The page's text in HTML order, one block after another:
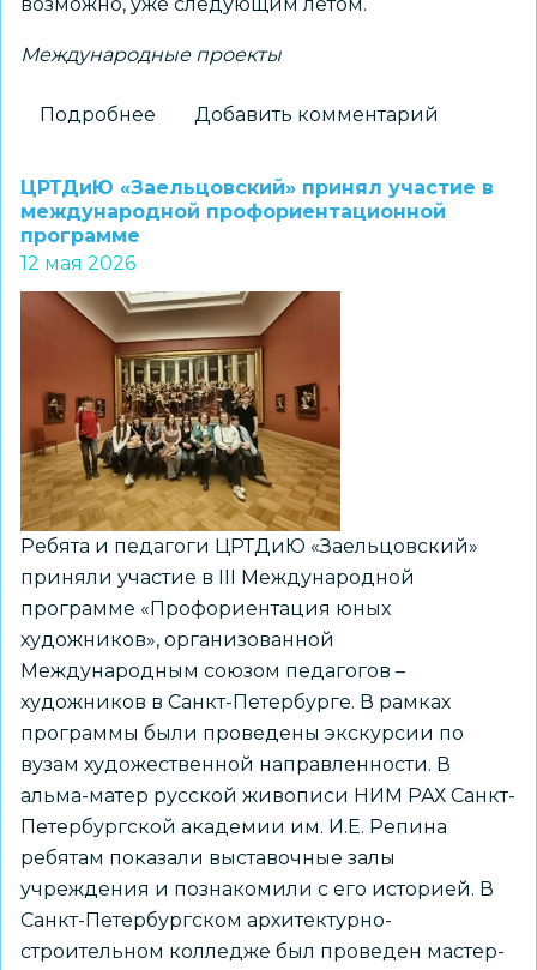
Международные проекты
Подробнее
авиастроительных
в
Минске
Добавить комментарий
ЦРТДиЮ «Заельцовский» принял участие в
международной профориентационной
программе
12 мая 2026
Ребята и педагоги ЦРТДиЮ «Заельцовский»
приняли участие в III Международной
программе «Профориентация юных
художников», организованной
Международным союзом педагогов –
художников в Санкт-Петербурге. В рамках
программы были проведены экскурсии по
вузам художественной направленности. В
альма-матер русской живописи НИМ РАХ Санкт-
Петербургской академии им. И.Е. Репина
ребятам показали выставочные залы
учреждения и познакомили с его историей. В
Санкт-Петербургском архитектурно-
строительном колледже был проведен мастер-